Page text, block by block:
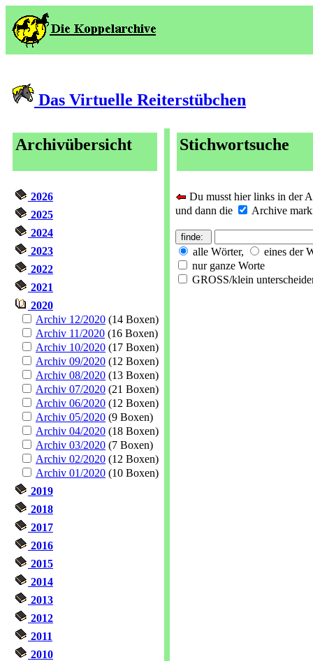
Das Virtuelle Reiterstübchen
Archivübersicht
2026
2025
2024
2023
2022
2021
2020
Archiv 12/2020 (14 Boxen)
Archiv 11/2020 (16 Boxen)
Archiv 10/2020 (17 Boxen)
Archiv 09/2020 (12 Boxen)
Archiv 08/2020 (13 Boxen)
Archiv 07/2020 (21 Boxen)
Archiv 06/2020 (12 Boxen)
Archiv 05/2020 (9 Boxen)
Archiv 04/2020 (18 Boxen)
Archiv 03/2020 (7 Boxen)
Archiv 02/2020 (12 Boxen)
Archiv 01/2020 (10 Boxen)
2019
2018
2017
2016
2015
2014
2013
2012
2011
2010
Stichwortsuche
Du musst hier links in der
und dann die
Archive
alle Wörter,
eines der
nur ganze Worte
GROSS/klein